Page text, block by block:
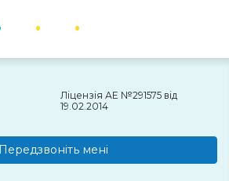
Ліцензія АЕ №291575 від
19.02.2014
Передзвоніть мені